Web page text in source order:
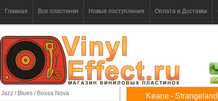
Главная Все пластинки Новые поступления Оплата и Доставка
Jazz / Blues / Bossa Nova
Keane - Strangeland